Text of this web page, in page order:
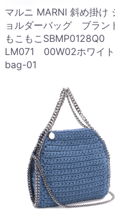
マルニ MARNI 斜め掛け
ョルダーバッグ ブラ
もこもこSBMP0128Q0
LM071 00W02ホワイ
bag-01